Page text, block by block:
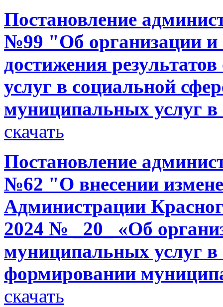
Постановление
№99 "Об организации и
достижения
услуг в социальной
муниципальных услуг
скачать
Постановление
№62 "О внесении
Администрации
2024 № _20_ «Об
муниципальных услуг в
формировании
скачать